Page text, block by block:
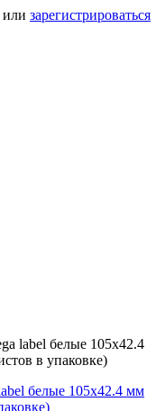
или зарегистрироваться
label белые 105х42.4
в упаковке)